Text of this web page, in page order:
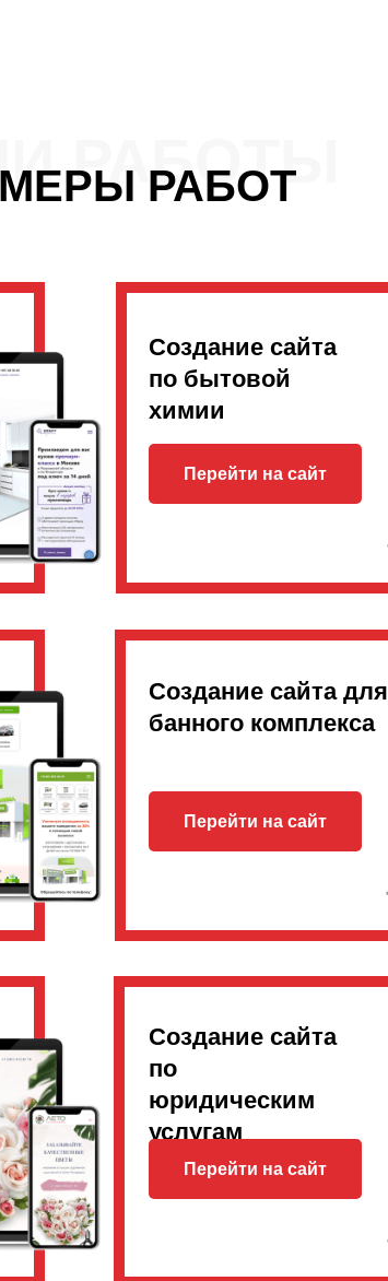
РАБОТЫ
РАБОТ
Создание сайта
по бытовой
химии
Перейти на сайт
Создание сайта для
банного комплекса
Перейти на сайт
Создание сайта
по
юридическим
услугам
Перейти на сайт